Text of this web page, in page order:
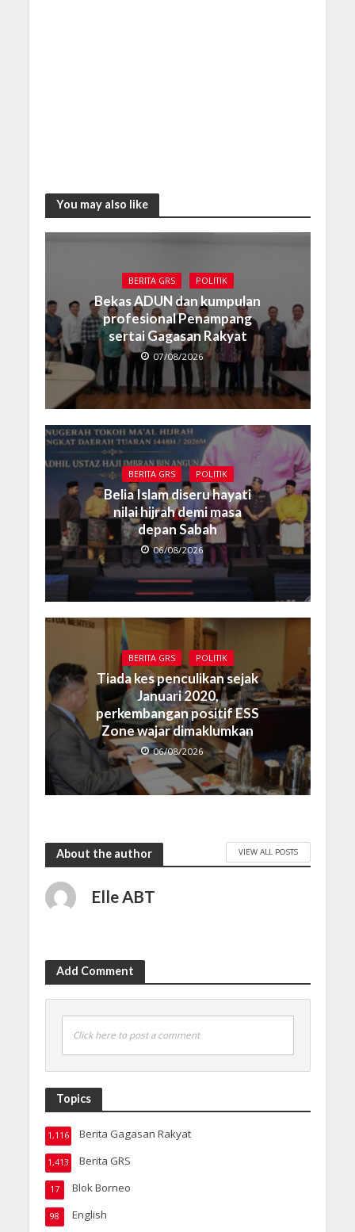
You may also like
BERITA GRS POLITIK
Bekas ADUN dan kumpulan
profesional Penampang
sertai Gagasan Rakyat
07/08/2026
BERITA GRS POLITIK
Belia Islam diseru hayati
nilai hijrah demi masa
depan Sabah
06/08/2026
BERITA GRS POLITIK
Tiada kes penculikan sejak
Januari 2020,
perkembangan positif ESS
Zone wajar dimaklumkan
06/08/2026
About the author VIEW ALL POSTS
Elle ABT
Add Comment
Click here to post a comment
Topics
Berita Gagasan Rakyat
1,116
Berita GRS
1,413
Blok Borneo
17
English
98